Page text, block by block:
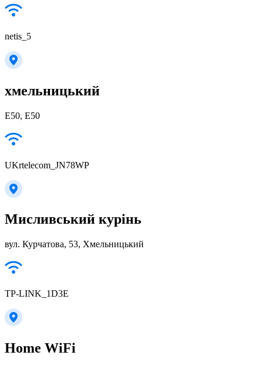
netis_5
хмельницький
Е50, Е50
UKrtelecom_JN78WP
Мисливський курінь
вул. Курчатова, 53, Хмельницький
TP-LINK_1D3E
Home WiFi